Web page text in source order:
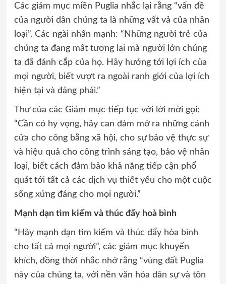
Các giám mục miền Puglia nhắc lại rằng “vấn đề
của người dân chúng ta là những vất vả của nhân
loại”. Các ngài nhấn mạnh: “Những người trẻ của
chúng ta đang mất tương lai mà người lớn chúng
ta đã đánh cắp của họ. Hãy hướng tới lợi ích của
mọi người, biết vượt ra ngoài ranh giới của lợi ích
hiện tại và đảng phái.”
Thư của các Giám mục tiếp tục với lời mời gọi:
“Cần có hy vọng, hãy can đảm mở ra những cánh
cửa cho công bằng xã hội, cho sự bảo vệ thực sự
và hiệu quả cho công trình sáng tạo, bảo vệ nhân
loại, biết cách đảm bảo khả năng tiếp cận phổ
quát tới tất cả các dịch vụ thiết yếu cho một cuộc
sống xứng đáng cho mọi người.”
Mạnh dạn tìm kiếm và thúc đẩy hoà bình
“Hãy mạnh dạn tìm kiếm và thúc đẩy hòa bình
cho tất cả mọi người”, các giám mục khuyến
khích, đồng thời nhắc nhở rằng “vùng đất Puglia
này của chúng ta, với nền văn hóa dân sự và tôn